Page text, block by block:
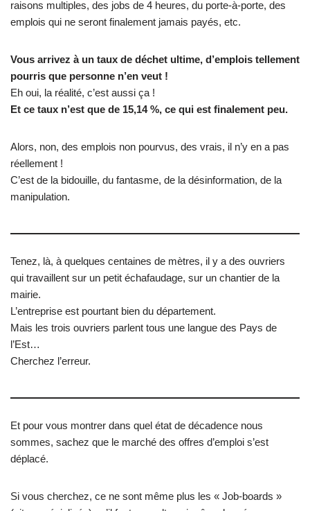
raisons multiples, des jobs de 4 heures, du porte-à-porte, des
emplois qui ne seront finalement jamais payés, etc.
Vous arrivez à un taux de déchet ultime, d’emplois tellement
pourris que personne n’en veut !
Eh oui, la réalité, c’est aussi ça !
Et ce taux n’est que de 15,14 %, ce qui est finalement peu.
Alors, non, des emplois non pourvus, des vrais, il n’y en a pas
réellement !
C’est de la bidouille, du fantasme, de la désinformation, de la
manipulation.
Tenez, là, à quelques centaines de mètres, il y a des ouvriers
qui travaillent sur un petit échafaudage, sur un chantier de la
mairie.
L’entreprise est pourtant bien du département.
Mais les trois ouvriers parlent tous une langue des Pays de
l’Est…
Cherchez l’erreur.
Et pour vous montrer dans quel état de décadence nous
sommes, sachez que le marché des offres d’emploi s’est
déplacé.
Si vous cherchez, ce ne sont même plus les « Job-boards »